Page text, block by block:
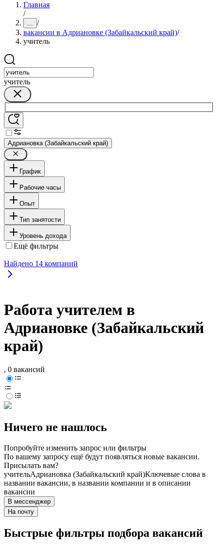
Главная
/
... /
вакансии в Адриановке (Забайкальский край)/
учитель
учитель
Адриановка (Забайкальский край)
График
Рабочие часы
Опыт
Тип занятости
Уровень дохода
Ещё фильтры
Найдено 14 компаний
Работа учителем в
Адриановке (Забайкальский
край)
, 0 вакансий
Ничего не нашлось
Попробуйте изменить запрос или фильтры
По вашему запросу ещё будут появляться новые вакансии.
Присылать вам?
учительАдриановка (Забайкальский край)Ключевые слова в
названии вакансии, в названии компании и в описании
вакансии
В мессенджер
На почту
Быстрые фильтры подбора вакансий